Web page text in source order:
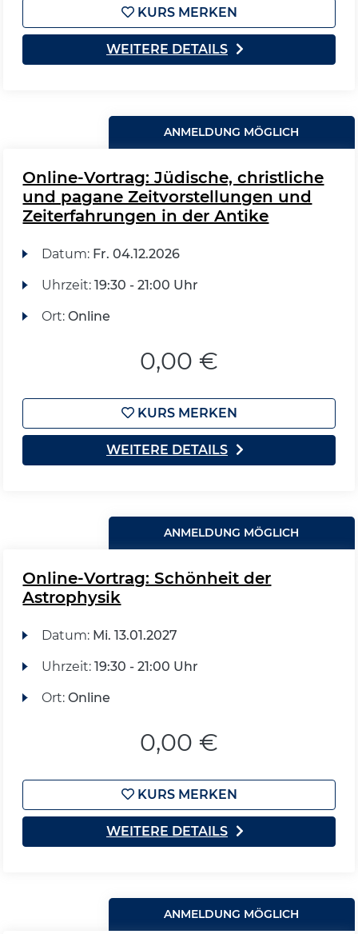
KURS MERKEN
WEITERE DETAILS
ANMELDUNG MÖGLICH
Online-Vortrag: Jüdische, christliche
und pagane Zeitvorstellungen und
Zeiterfahrungen in der Antike
Datum: Fr. 04.12.2026
Uhrzeit: 19:30 - 21:00 Uhr
Ort: Online
0,00 €
KURS MERKEN
WEITERE DETAILS
ANMELDUNG MÖGLICH
Online-Vortrag: Schönheit der
Astrophysik
Datum: Mi. 13.01.2027
Uhrzeit: 19:30 - 21:00 Uhr
Ort: Online
0,00 €
KURS MERKEN
WEITERE DETAILS
ANMELDUNG MÖGLICH